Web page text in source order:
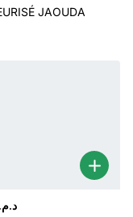
JAOUDA
د.م.